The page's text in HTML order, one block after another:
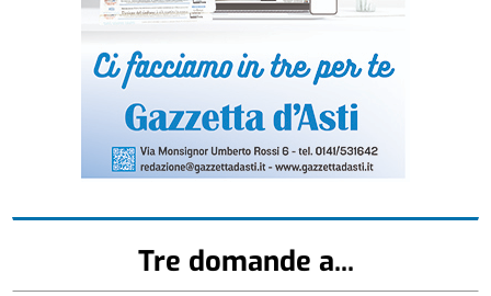
Tre domande a...